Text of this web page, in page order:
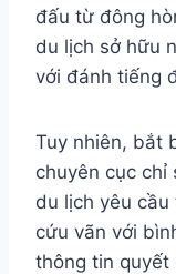
đấu từ đông
du lịch sở hữu
với đánh tiếng
Tuy nhiên, bắt
chuyên cục chỉ
du lịch yêu
cứu vãn với
thông tin quyết